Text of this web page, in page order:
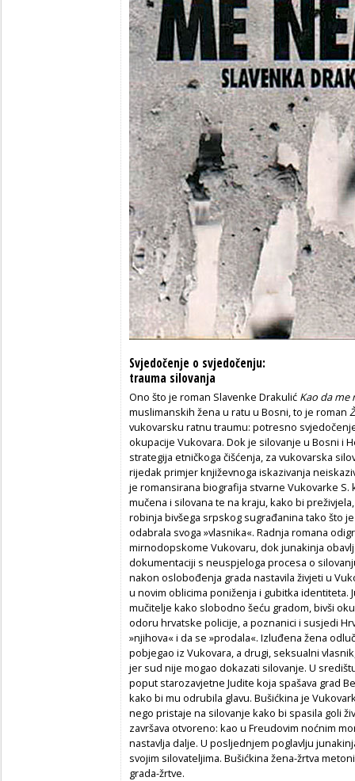
Svjedočenje o svjedočenju:
trauma silovanja
Ono što je roman Slavenke Drakulić Kao da me
muslimanskih žena u ratu u Bosni, to je roman
vukovarsku ratnu traumu: potresno
okupacije Vukovara. Dok je silovanje u Bosni i
strategija etničkoga čišćenja, za vukovarska
rijedak primjer književnoga iskazivanja
je romansirana biografija stvarne Vukovarke
mučena i silovana te na kraju, kako bi
robinja bivšega srpskog sugrađanina tako što
odabrala svoga »vlasnika«. Radnja romana
mirnodopskome Vukovaru, dok junakinja
dokumentaciji s neuspjeloga procesa o
nakon oslobođenja grada nastavila živjeti u
u novim oblicima poniženja i gubitka identiteta.
mučitelje kako slobodno šeću gradom, bivši
odoru hrvatske policije, a poznanici i susjedi
»njihova« i da se »prodala«. Izluđena žena
pobjegao iz Vukovara, a drugi, seksualni
jer sud nije mogao dokazati silovanje. U
poput starozavjetne Judite koja spašava grad
kako bi mu odrubila glavu. Bušićkina je
nego pristaje na silovanje kako bi spasila goli
završava otvoreno: kao u Freudovim noćnim
nastavlja dalje. U posljednjem poglavlju
svojim silovateljima. Bušićkina žena-žrtva
grada-žrtve.